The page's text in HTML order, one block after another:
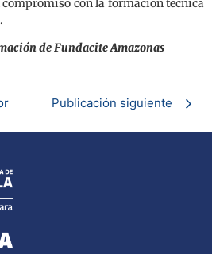
con la formación técnica
de Fundacite Amazonas
Publicación siguiente